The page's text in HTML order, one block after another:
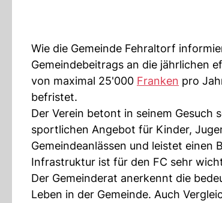
Wie die Gemeinde Fehraltorf
Gemeindebeitrags an die jährlichen
von maximal 25'000 Franken pro
befristet.
Der Verein betont in seinem Gesuch
sportlichen Angebot für Kinder,
Gemeindeanlässen und leistet
Infrastruktur ist für den FC sehr
Der Gemeinderat anerkennt die
Leben in der Gemeinde. Auch